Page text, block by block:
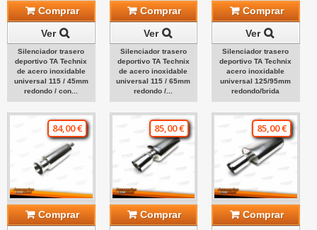
Comprar
Ver
Silenciador trasero
deportivo TA Technix
de acero inoxidable
universal 115 / 45mm
redondo / con...
Comprar
Ver
Silenciador trasero
deportivo TA Technix
de acero inoxidable
universal 115 / 65mm
redondo /...
Comprar
Ver
Silenciador trasero
deportivo TA Technix
acero inoxidable
universal 125/95mm
redondo/brida
84,00 €
Comprar
85,00 €
Comprar
85,00 €
Comprar